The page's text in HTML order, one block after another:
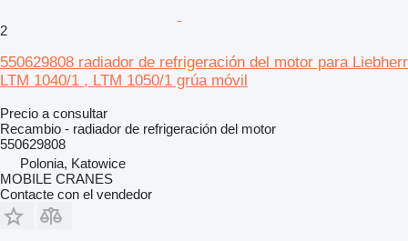
2
550629808 radiador de refrigeración del motor para Liebherr
LTM 1040/1 , LTM 1050/1 grúa móvil
Precio a consultar
Recambio - radiador de refrigeración del motor
550629808
Polonia, Katowice
MOBILE CRANES
Contacte con el vendedor